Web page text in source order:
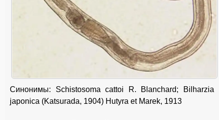
Синонимы: Schistosoma cattoi R. Blanchard; Bilharzia
japonica (Katsurada, 1904) Hutyra et Marek, 1913